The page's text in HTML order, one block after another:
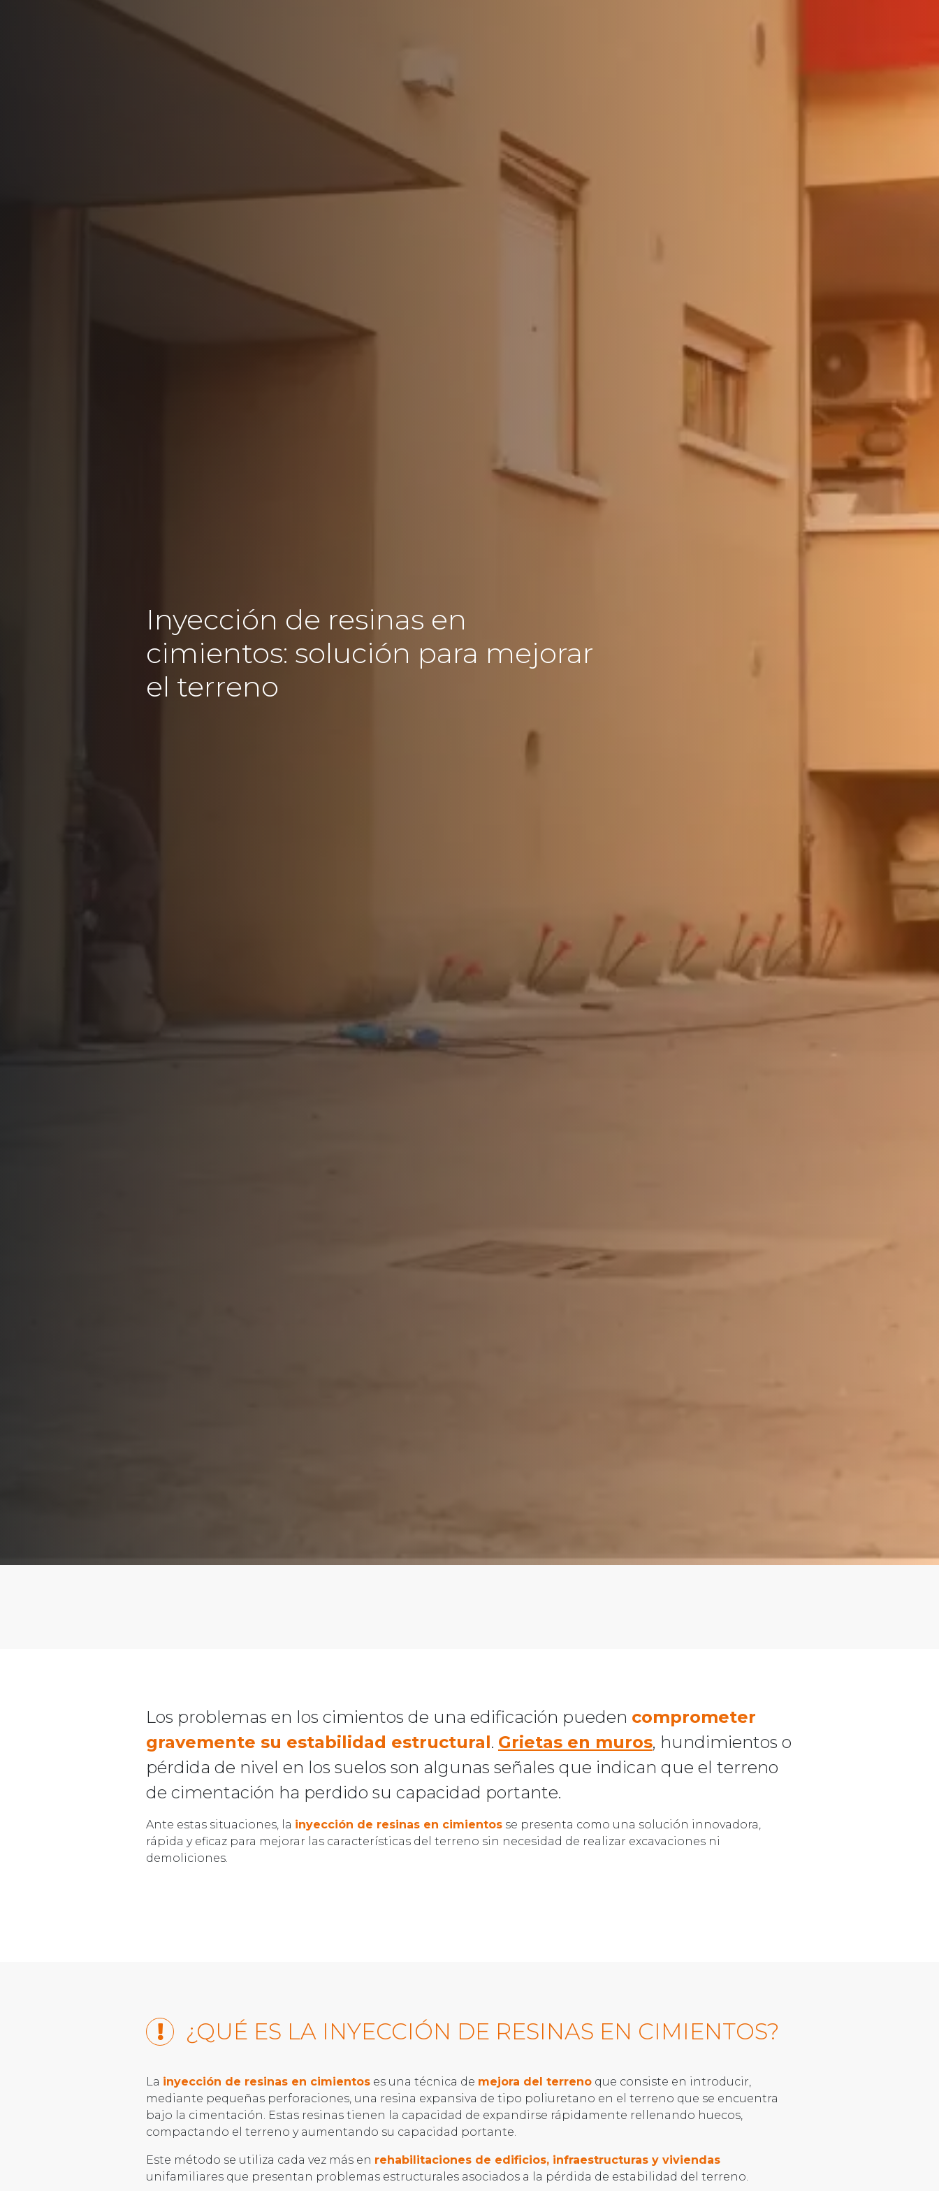
Inyección de resinas en
cimientos: solución para mejorar
el terreno
Los problemas en los cimientos de una edificación pueden comprometer
gravemente su estabilidad estructural. Grietas en muros, hundimientos o
pérdida de nivel en los suelos son algunas señales que indican que el terreno
de cimentación ha perdido su capacidad portante.
Ante estas situaciones, la inyección de resinas en cimientos se presenta como una solución innovadora,
rápida y eficaz para mejorar las características del terreno sin necesidad de realizar excavaciones ni
demoliciones.
¿QUÉ ES LA INYECCIÓN DE RESINAS EN CIMIENTOS?
La inyección de resinas en cimientos es una técnica de mejora del terreno que consiste en introducir,
mediante pequeñas perforaciones, una resina expansiva de tipo poliuretano en el terreno que se encuentra
bajo la cimentación. Estas resinas tienen la capacidad de expandirse rápidamente rellenando huecos,
compactando el terreno y aumentando su capacidad portante.
Este método se utiliza cada vez más en rehabilitaciones de edificios, infraestructuras y viviendas
unifamiliares que presentan problemas estructurales asociados a la pérdida de estabilidad del terreno.